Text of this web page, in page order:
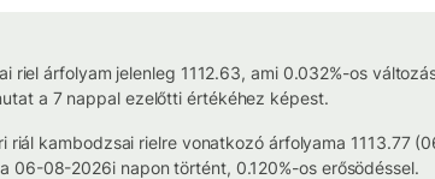
riel árfolyam jelenleg 1112.63, ami 0.032%-os
a 7 nappal ezelőtti értékéhez képest.
riál kambodzsai rielre vonatkozó árfolyama
06-08-2026i napon történt, 0.120%-os erősödéssel.